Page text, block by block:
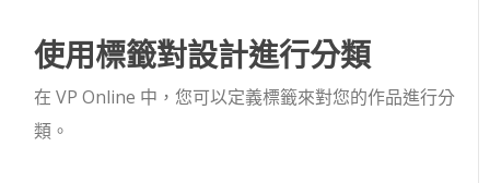
使用標籤對設計進行分類
在 VP Online 中，您可以定義標籤來對您的作品進行分
類。